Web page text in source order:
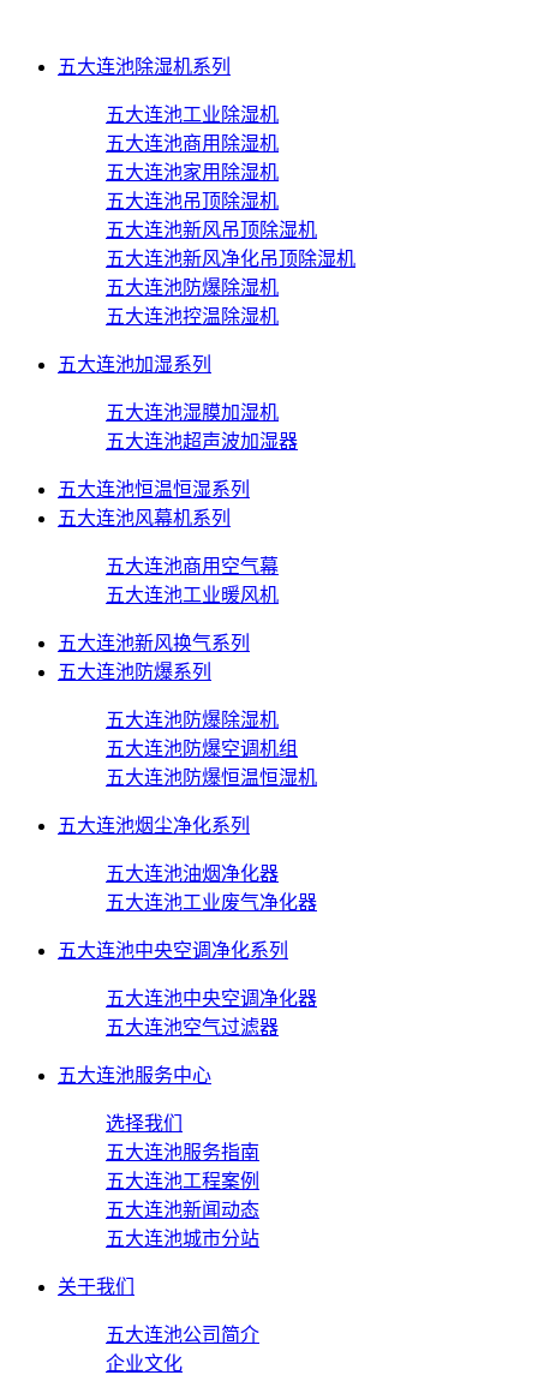
五大连池除湿机系列
五大连池工业除湿机
五大连池商用除湿机
五大连池家用除湿机
五大连池吊顶除湿机
五大连池新风吊顶除湿机
五大连池新风净化吊顶除湿机
五大连池防爆除湿机
五大连池控温除湿机
五大连池加湿系列
五大连池湿膜加湿机
五大连池超声波加湿器
五大连池恒温恒湿系列
五大连池风幕机系列
五大连池商用空气幕
五大连池工业暖风机
五大连池新风换气系列
五大连池防爆系列
五大连池防爆除湿机
五大连池防爆空调机组
五大连池防爆恒温恒湿机
五大连池烟尘净化系列
五大连池油烟净化器
五大连池工业废气净化器
五大连池中央空调净化系列
五大连池中央空调净化器
五大连池空气过滤器
五大连池服务中心
选择我们
五大连池服务指南
五大连池工程案例
五大连池新闻动态
五大连池城市分站
关于我们
五大连池公司简介
企业文化